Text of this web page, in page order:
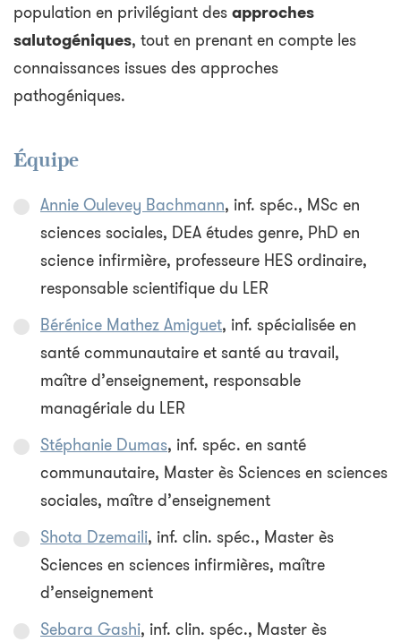
population en privilégiant desapproches
salutogéniques, tout en prenant en compte les
connaissances issues des approches
pathogéniques.
Équipe
Annie Oulevey Bachmann, inf. spéc., MSc en
sciences sociales, DEA études genre, PhD en
science infirmière, professeure HES ordinaire,
responsable scientifique du LER
Bérénice Mathez Amiguet, inf. spécialisée en
santé communautaire et santé au travail,
maître d’enseignement, responsable
managériale du LER
Stéphanie Dumas, inf. spéc. en santé
communautaire, Master ès Sciences en sciences
sociales, maître d’enseignement
Shota Dzemaili, inf. clin. spéc., Master ès
Sciences en sciences infirmières, maître
d’enseignement
Sebara Gashi, inf. clin. spéc., Master ès